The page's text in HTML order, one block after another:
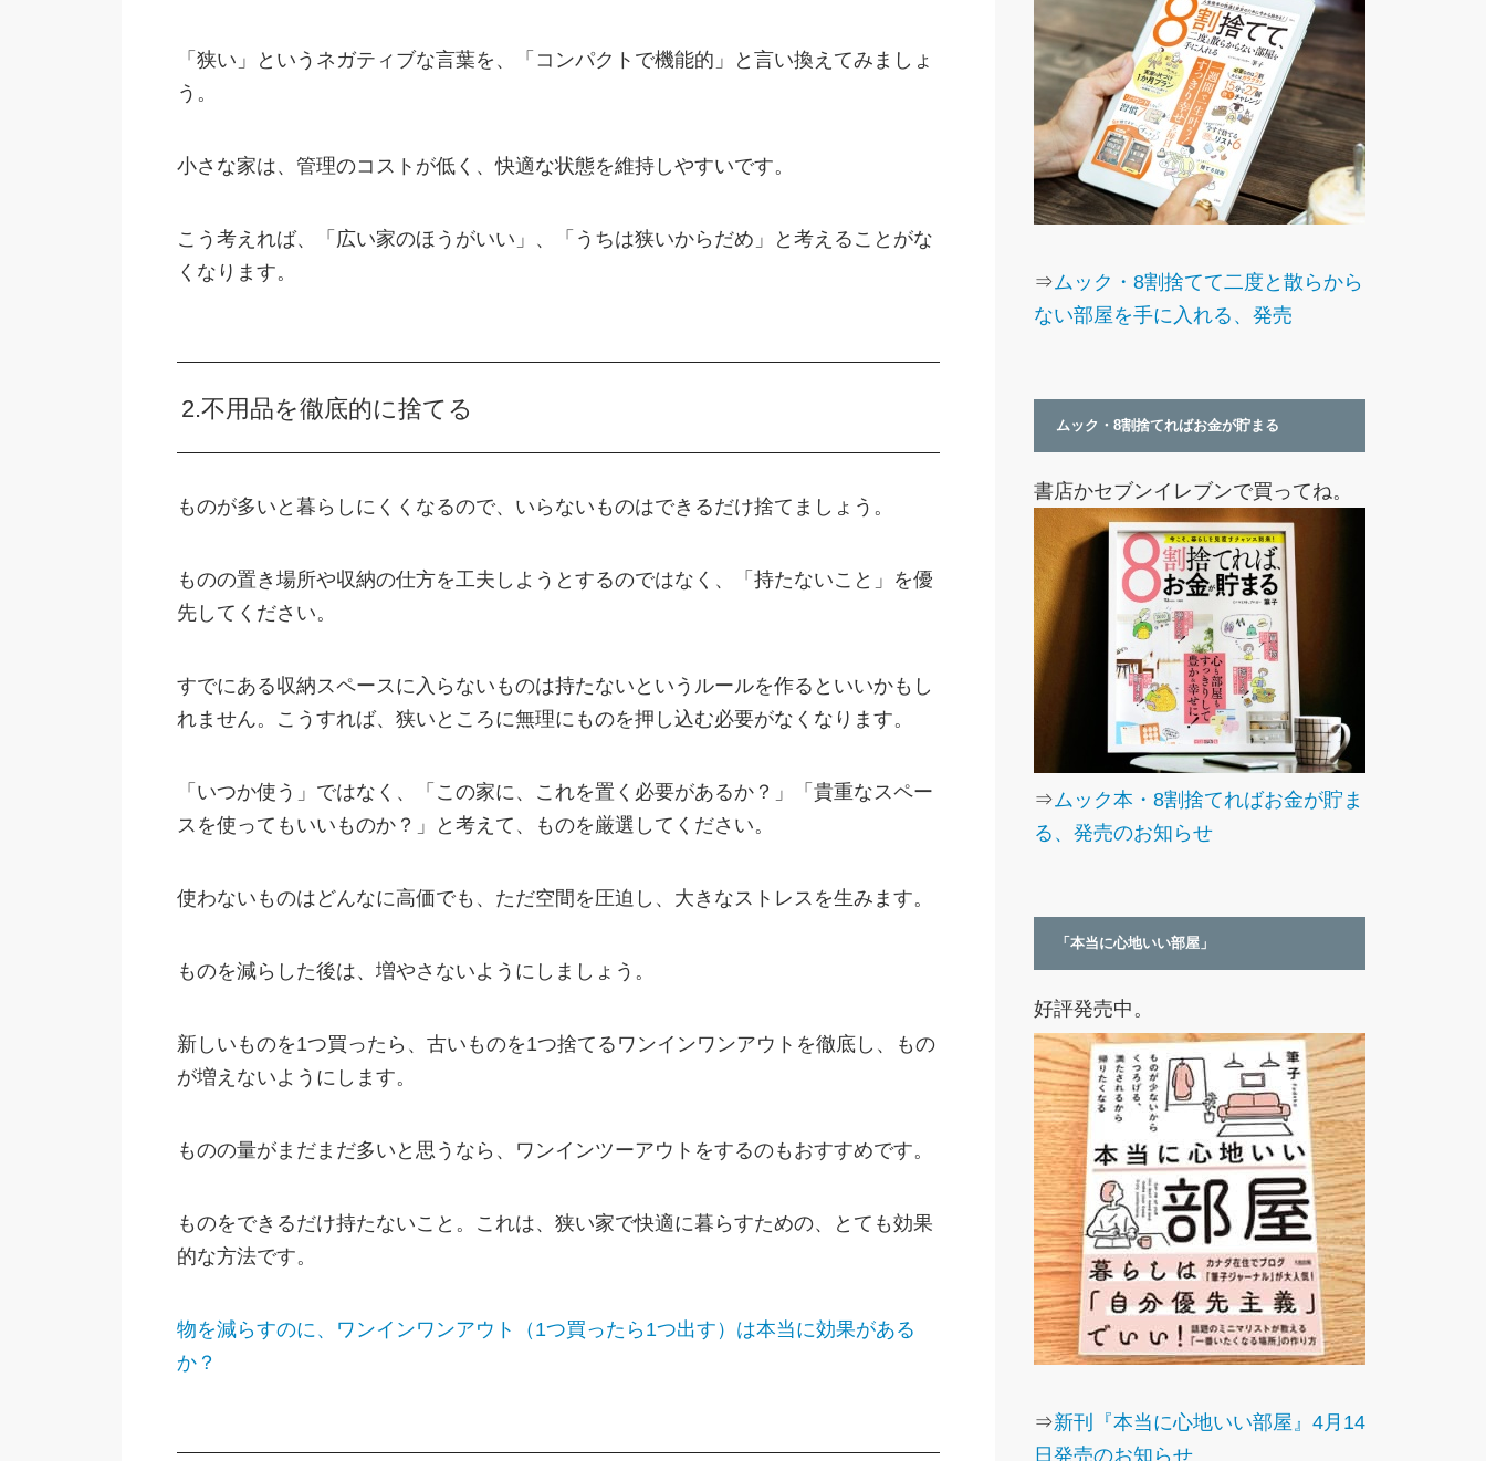
「狭い」というネガティブな言葉を、「コンパクトで機能的」と言い換えてみましょ
う。
小さな家は、管理のコストが低く、快適な状態を維持しやすいです。
こう考えれば、「広い家のほうがいい」、「うちは狭いからだめ」と考えることがな
くなります。
2.不用品を徹底的に捨てる
ものが多いと暮らしにくくなるので、いらないものはできるだけ捨てましょう。
ものの置き場所や収納の仕方を工夫しようとするのではなく、「持たないこと」を優
先してください。
すでにある収納スペースに入らないものは持たないというルールを作るといいかもし
れません。こうすれば、狭いところに無理にものを押し込む必要がなくなります。
「いつか使う」ではなく、「この家に、これを置く必要があるか？」「貴重なスペー
スを使ってもいいものか？」と考えて、ものを厳選してください。
使わないものはどんなに高価でも、ただ空間を圧迫し、大きなストレスを生みます。
ものを減らした後は、増やさないようにしましょう。
新しいものを1つ買ったら、古いものを1つ捨てるワンインワンアウトを徹底し、もの
が増えないようにします。
ものの量がまだまだ多いと思うなら、ワンインツーアウトをするのもおすすめです。
ものをできるだけ持たないこと。これは、狭い家で快適に暮らすための、とても効果
的な方法です。
物を減らすのに、ワンインワンアウト（1つ買ったら1つ出す）は本当に効果がある
か？
⇒ムック・8割捨てて二度と散らから
ない部屋を手に入れる、発売
ムック・8割捨てればお金が貯まる
書店かセブンイレブンで買ってね。
⇒ムック本・8割捨てればお金が貯ま
る、発売のお知らせ
「本当に心地いい部屋」
好評発売中。
⇒新刊『本当に心地いい部屋』4月14
日発売のお知らせ